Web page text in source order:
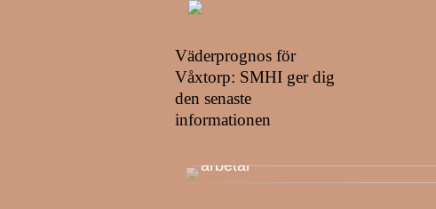
Väderprognos för
Våxtorp: SMHI ger dig
den senaste
informationen
arbetar